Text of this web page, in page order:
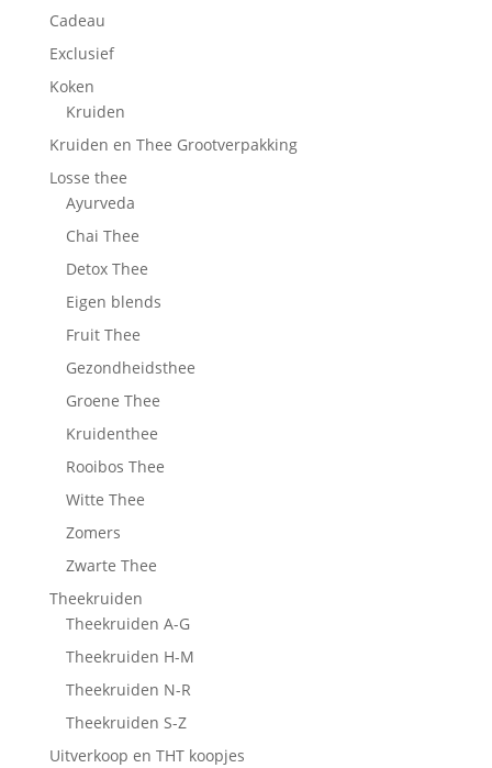
Cadeau
Exclusief
Koken
Kruiden
Kruiden en Thee Grootverpakking
Losse thee
Ayurveda
Chai Thee
Detox Thee
Eigen blends
Fruit Thee
Gezondheidsthee
Groene Thee
Kruidenthee
Rooibos Thee
Witte Thee
Zomers
Zwarte Thee
Theekruiden
Theekruiden A-G
Theekruiden H-M
Theekruiden N-R
Theekruiden S-Z
Uitverkoop en THT koopjes